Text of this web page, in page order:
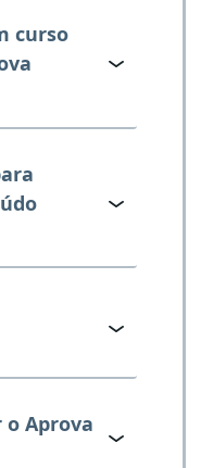
curso
o Aprova